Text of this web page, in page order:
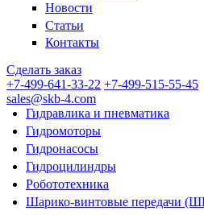
Новости
Статьи
Контакты
Сделать заказ
+7-499-641-33-22 +7-499-515-55-45
sales@skb-4.com
Гидравлика и пневматика
Гидромоторы
Гидронасосы
Гидроцилиндры
Робототехника
Шарико-винтовые передачи